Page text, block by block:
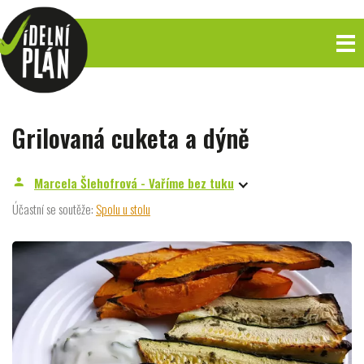
Grilovaná cuketa a dýně
person
Marcela Šlehofrová - Vaříme bez tuku
Účastní se soutěže:Spolu u stolu